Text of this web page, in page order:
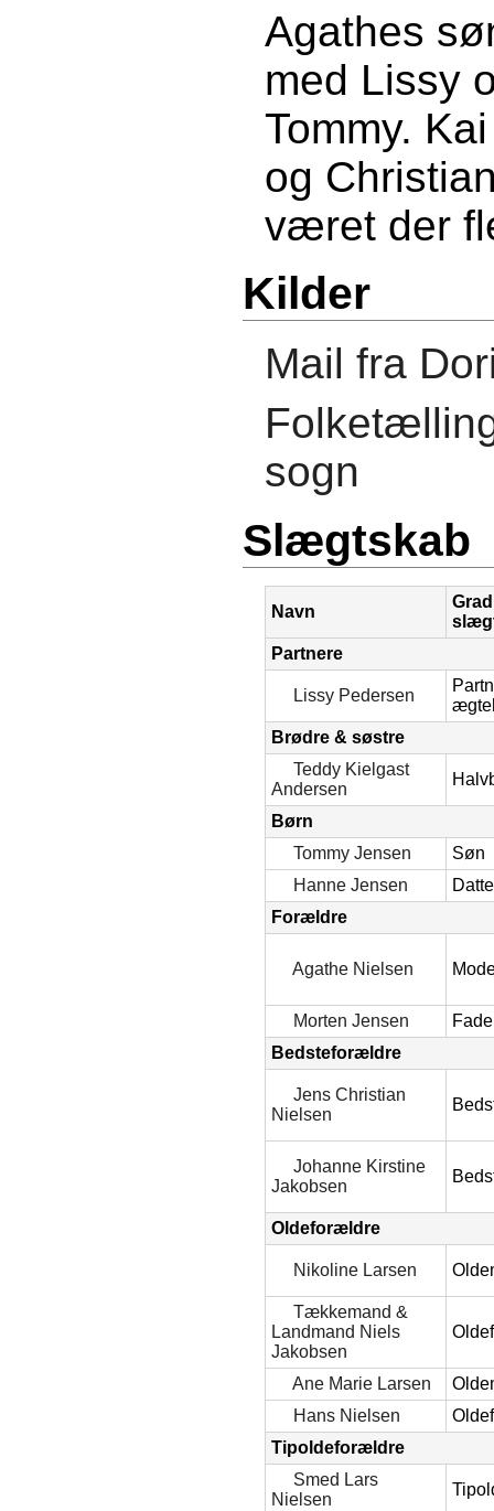
Agathes
med Lissy
Tommy.
og
været der
Kilder
Mail fra
sogn
Slægtskab
Navn
Partnere
Lissy Pedersen
Brødre & søstre
Teddy Kielgast
Andersen
Børn
Tommy Jensen
Søn
Hanne Jensen
Forældre
Agathe Nielsen
Morten Jensen
Bedsteforældre
Jens Christian
Nielsen
Johanne Kirstine
Jakobsen
Oldeforældre
Nikoline Larsen
Tækkemand &
Landmand Niels
Jakobsen
Ane Marie Larsen
Hans Nielsen
Tipoldeforældre
Smed Lars
Nielsen